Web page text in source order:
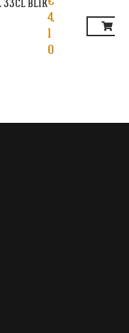
33cl blik
4,
1
0